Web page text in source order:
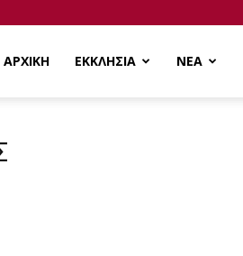
ΑΡΧΙΚΗ ΕΚΚΛΗΣΙΑ ΝΕΑ